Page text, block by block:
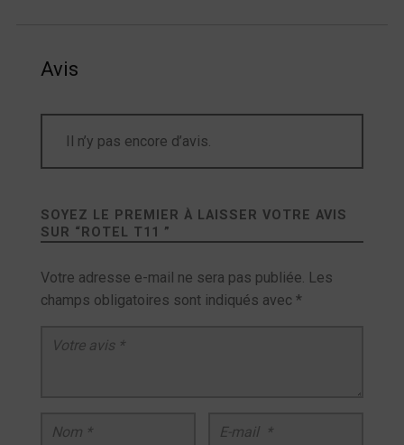
Avis
Il n’y pas encore d’avis.
SOYEZ LE PREMIER À LAISSER VOTRE AVIS
SUR “ ROTEL T11 ”
Votre adresse e-mail ne sera pas publiée. Les
champs obligatoires sont indiqués avec *